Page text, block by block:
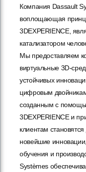
Компания Dassault
воплощающая
3DEXPERIENCE,
катализатором
Мы предоставляем
виртуальные 3D-
устойчивых
цифровым
созданным с
3DEXPERIENCE и
клиентам
новейшие
обучения и
Systèmes